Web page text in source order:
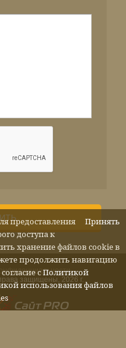
защищены, 2026 г.
Принять
предоставления
доступа к
хранение файлов cookie в
продолжить навигацию
с Политикой
использования файлов